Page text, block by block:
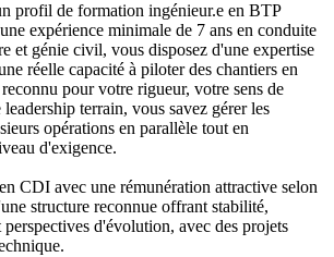
profil de formation ingénieur.e en BTP
expérience minimale de 7 ans en conduite
et génie civil, vous disposez d'une expertise
réelle capacité à piloter des chantiers en
pour votre rigueur, votre sens de
terrain, vous savez gérer les
opérations en parallèle tout en
d'exigence.
CDI avec une rémunération attractive selon
structure reconnue offrant stabilité,
d'évolution, avec des projets